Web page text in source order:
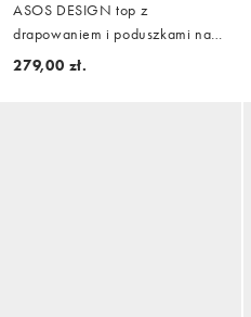
ASOS DESIGN top z
drapowaniem i poduszkami na
ramionach w kolorze khaki,
279,00 zł.